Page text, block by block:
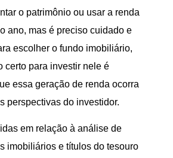
o patrimônio ou usar a renda
ano, mas é preciso cuidado e
escolher o fundo imobiliário,
certo para investir nele é
essa geração de renda ocorra
perspectivas do investidor.
em relação à análise de
imobiliários e títulos do tesouro